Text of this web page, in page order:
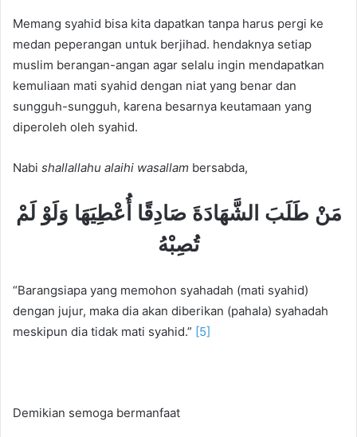
Memang syahid bisa kita dapatkan tanpa harus pergi ke
medan peperangan untuk berjihad. hendaknya setiap
muslim berangan-angan agar selalu ingin mendapatkan
kemuliaan mati syahid dengan niat yang benar dan
sungguh-sungguh, karena besarnya keutamaan yang
diperoleh oleh syahid.
Nabi shallallahu alaihi wasallam bersabda,
مَنْ طَلَبَ الشَّهَادَةَ صَادِقًا أُعْطِيَهَا وَلَوْ لَمْ
تُصِبْهُ
“Barangsiapa yang memohon syahadah (mati syahid)
dengan jujur, maka dia akan diberikan (pahala) syahadah
meskipun dia tidak mati syahid.” [5]
Demikian semoga bermanfaat